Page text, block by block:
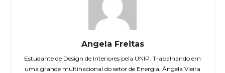
Angela Freitas
Estudante de Design de Interiores pela UNIP. Trabalhando em
uma grande multinacional do setor de Energia, Ângela Vieira